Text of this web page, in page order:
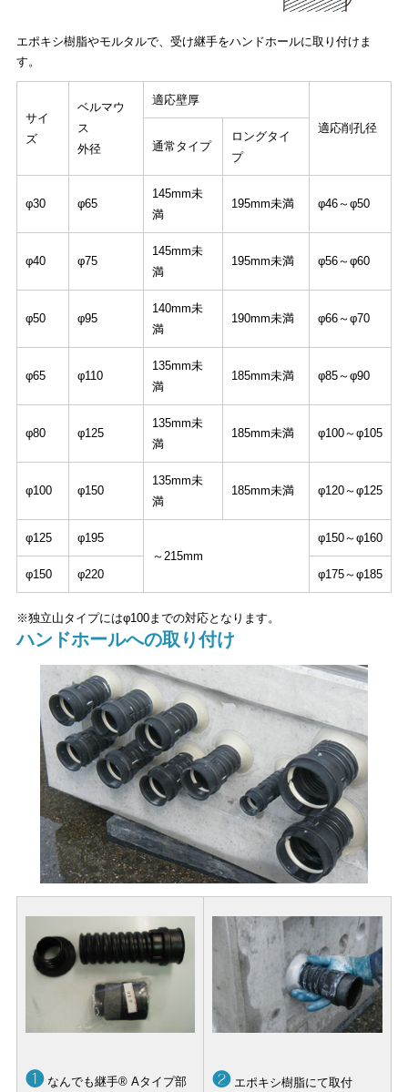
エポキシ樹脂やモルタルで、受け継手をハンドホールに取り付けま
す。
サイ
ズ
ベルマウ
ス
外径
適応壁厚
適応削孔径
通常タイプ
ロングタイ
プ
φ30 φ65
145mm未
満
195mm未満 φ46～φ50
φ40 φ75
145mm未
満
195mm未満 φ56～φ60
φ50 φ95
140mm未
満
190mm未満 φ66～φ70
φ65 φ110
135mm未
満
185mm未満 φ85～φ90
φ80 φ125
135mm未
満
185mm未満 φ100～φ105
φ100 φ150
135mm未
満
185mm未満 φ120～φ125
φ125
φ195
～215mm
φ150～φ160
φ150 φ220 φ175～φ185
※独立山タイプにはφ100までの対応となります。
ハンドホールへの取り付け
❶なんでも継手® Aタイプ部
❷エポキシ樹脂にて取付